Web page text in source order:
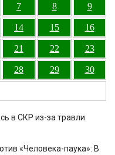
7 8 9
14 15 16
21 22 23
28 29 30
в СКР из-за травли
«Человека-паука»: В